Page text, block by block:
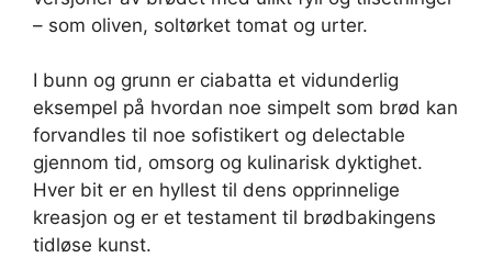
– som oliven, soltørket tomat og urter.
I bunn og grunn er ciabatta et vidunderlig
eksempel på hvordan noe simpelt som brød kan
forvandles til noe sofistikert og delectable
gjennom tid, omsorg og kulinarisk dyktighet.
Hver bit er en hyllest til dens opprinnelige
kreasjon og er et testament til brødbakingens
tidløse kunst.